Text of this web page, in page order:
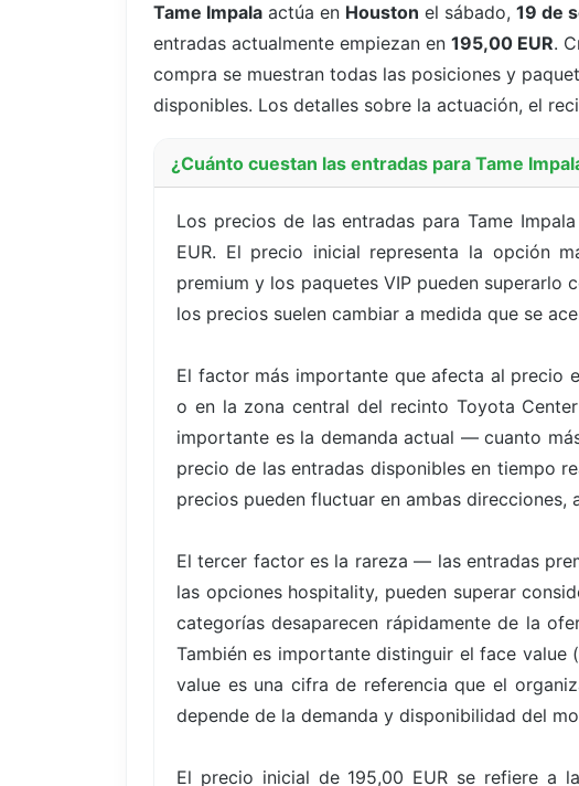
Tame Impala actúa en Houston el sábado, 19 de
entradas actualmente empiezan en 195,00 EUR.
compra se muestran todas las posiciones y
disponibles. Los detalles sobre la actuación, el
¿Cuánto cuestan las entradas para Tame
Los precios de las entradas para Tame
EUR. El precio inicial representa la opción
premium y los paquetes VIP pueden
los precios suelen cambiar a medida que se
El factor más importante que afecta al precio
o en la zona central del recinto Toyota
importante es la demanda actual — cuanto
precio de las entradas disponibles en tiempo
precios pueden fluctuar en ambas direcciones,
El tercer factor es la rareza — las entradas
las opciones hospitality, pueden superar
categorías desaparecen rápidamente de la
También es importante distinguir el face
value es una cifra de referencia que el
depende de la demanda y disponibilidad del
El precio inicial de 195,00 EUR se refiere a